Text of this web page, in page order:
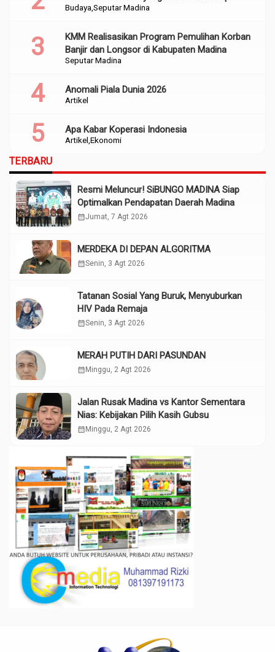
Budaya Seputar Madina
Seputar Madina
KMM Realisasikan Program Pemulihan Korban
Banjir dan Longsor di Kabupaten Madina
Artikel
Anomali Piala Dunia 2026
Artikel Ekonomi
Apa Kabar Koperasi Indonesia
TERBARU
Resmi Meluncur! SiBUNGO MADINA Siap
Optimalkan Pendapatan Daerah Madina
calendar_monthJumat, 7 Agt 2026
MERDEKA DI DEPAN ALGORITMA
calendar_monthSenin, 3 Agt 2026
Tatanan Sosial Yang Buruk, Menyuburkan
HIV Pada Remaja
calendar_monthSenin, 3 Agt 2026
MERAH PUTIH DARI PASUNDAN
calendar_monthMinggu, 2 Agt 2026
Jalan Rusak Madina vs Kantor Sementara
Nias: Kebijakan Pilih Kasih Gubsu
calendar_monthMinggu, 2 Agt 2026